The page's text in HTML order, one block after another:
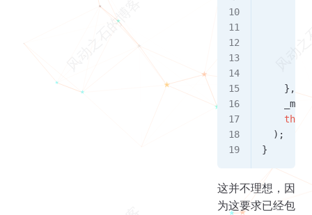
    },
    this
  );
}
这并不理想，因
为这要求已经包